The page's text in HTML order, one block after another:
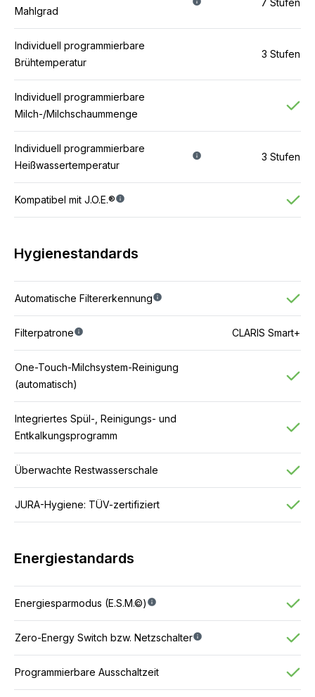
Mahlgrad
7 Stufen
Individuell programmierbare
Brühtemperatur
3 Stufen
Individuell programmierbare
Milch-/Milchschaummenge
Individuell programmierbare
Heißwassertemperatur
3 Stufen
Kompatibel mit J.O.E.®
Hygienestandards
Automatische Filtererkennung
Filterpatrone CLARIS Smart+
One-Touch-Milchsystem-Reinigung
(automatisch)
Integriertes Spül-, Reinigungs- und
Entkalkungsprogramm
Überwachte Restwasserschale
JURA-Hygiene: TÜV-zertifiziert
Energiestandards
Energiesparmodus (E.S.M.©)
Zero-Energy Switch bzw. Netzschalter
Programmierbare Ausschaltzeit